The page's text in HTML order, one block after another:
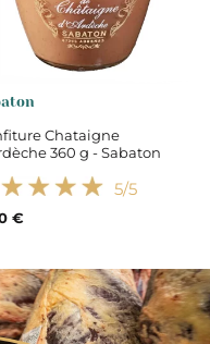
Chataigne
360 g - Sabaton
5/5
€